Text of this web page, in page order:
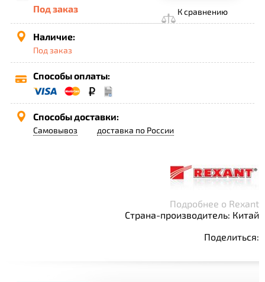
Под заказ К сравнению
Наличие:
Под заказ
Способы оплаты:
Способы доставки:
Самовывоз доставка по России
Подробнее о Rexant
Страна-производитель: Китай
Поделиться: